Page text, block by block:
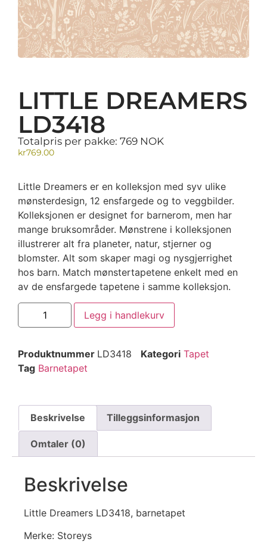
LITTLE DREAMERS
LD3418
Totalpris per pakke: 769 NOK
kr769.00
Little Dreamers er en kolleksjon med syv ulike
mønsterdesign, 12 ensfargede og to veggbilder.
Kolleksjonen er designet for barnerom, men har
mange bruksområder. Mønstrene i kolleksjonen
illustrerer alt fra planeter, natur, stjerner og
blomster. Alt som skaper magi og nysgjerrighet
hos barn. Match mønstertapetene enkelt med en
av de ensfargede tapetene i samme kolleksjon.
Legg i handlekurv
Produktnummer LD3418 Kategori Tapet
Tag Barnetapet
Beskrivelse Tilleggsinformasjon
Omtaler (0)
Beskrivelse
Little Dreamers LD3418, barnetapet
Merke: Storeys